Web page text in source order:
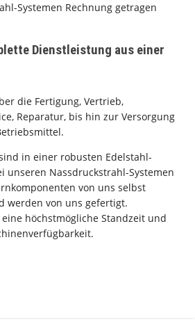
Systemen Rechnung getragen
Dienstleistung aus einer
die Fertigung, Vertrieb,
Reparatur, bis hin zur Versorgung
in einer robusten Edelstahl-
unseren Nassdruckstrahl-Systemen
von uns selbst
werden von uns gefertigt.
höchstmögliche Standzeit und